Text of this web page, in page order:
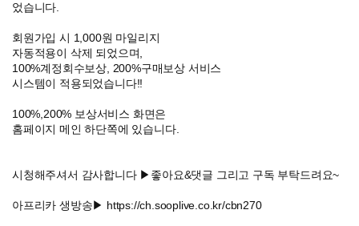
었습니다.
회원가입 시 1,000원 마일리지
자동적용이 삭제 되었으며,
100%계정회수보상, 200%구매보상 서비스
시스템이 적용되었습니다!!
100%,200% 보상서비스 화면은
홈페이지 메인 하단쪽에 있습니다.
시청해주셔서 감사합니다 ▶좋아요&댓글 그리고 구독 부탁드려요~
아프리카 생방송▶ https://ch.sooplive.co.kr/cbn270